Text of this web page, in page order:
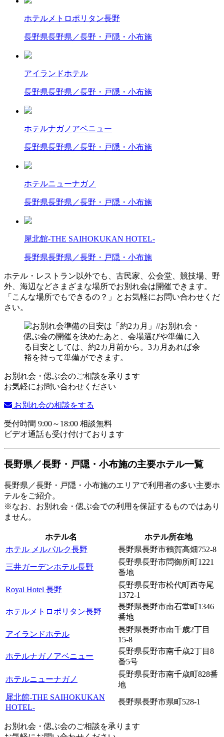
ホテルメトロポリタン長野
長野県長野県／長野・戸隠・小布施
アイランドホテル
長野県長野県／長野・戸隠・小布施
ホテルナガノアベニュー
長野県長野県／長野・戸隠・小布施
ホテルニューナガノ
長野県長野県／長野・戸隠・小布施
犀北館-THE SAIHOKUKAN HOTEL-
長野県長野県／長野・戸隠・小布施
ホテル・レストラン以外でも、古民家、公会堂、競技場、野
外、海辺などさまざまな場所でお別れ会は開催できます。
「こんな場所でもできるの？」とお気軽にお問い合わせくだ
さい。
お別れ会・偲ぶ会のご相談を承ります
お気軽にお問い合わせください
お別れ会の相談をする
受付時間 9:00～18:00 相談無料
ビデオ通話も受け付けております
長野県／長野・戸隠・小布施の主要ホテル一覧
長野県／長野・戸隠・小布施のエリアで利用者の多い主要ホ
テルをご紹介。
※なお、お別れ会・偲ぶ会での利用を保証するものではあり
ません。
ホテル名
ホテル所在地
ホテル メルパルク長野
長野県長野市鶴賀高畑752-8
三井ガーデンホテル長野
長野県長野市問御所町1221
番地
Royal Hotel 長野
長野県長野市松代町西寺尾
1372-1
ホテルメトロポリタン長野
長野県長野市南石堂町1346
番地
アイランドホテル
長野県長野市南千歳2丁目
15-8
ホテルナガノアベニュー
長野県長野市南千歳2丁目8
番5号
ホテルニューナガノ
長野県長野市南千歳町828番
地
犀北館-THE SAIHOKUKAN
HOTEL-
長野県長野市県町528-1
お別れ会・偲ぶ会のご相談を承ります